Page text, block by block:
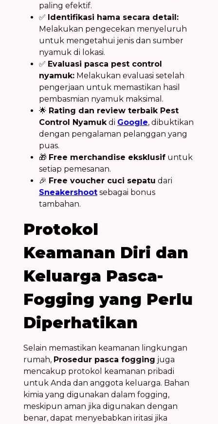
paling efektif.
✅ Identifikasi hama secara detail:
Melakukan pengecekan menyeluruh
untuk mengetahui jenis dan sumber
nyamuk di lokasi.
✅ Evaluasi pasca pest control
nyamuk: Melakukan evaluasi setelah
pengerjaan untuk memastikan hasil
pembasmian nyamuk maksimal.
🌟 Rating dan review terbaik Pest
Control Nyamuk di Google, dibuktikan
dengan pengalaman pelanggan yang
puas.
🎁 Free merchandise eksklusif untuk
setiap pemesanan.
🎉 Free voucher cuci sepatu dari
Sneakershoot sebagai bonus
tambahan.
Protokol
Keamanan Diri dan
Keluarga Pasca-
Fogging yang Perlu
Diperhatikan
Selain memastikan keamanan lingkungan
rumah, Prosedur pasca fogging juga
mencakup protokol keamanan pribadi
untuk Anda dan anggota keluarga. Bahan
kimia yang digunakan dalam fogging,
meskipun aman jika digunakan dengan
benar, dapat menyebabkan iritasi jika